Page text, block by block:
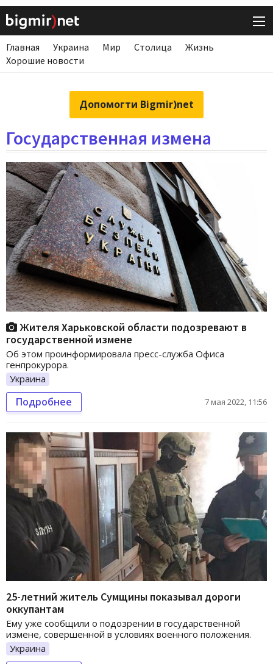
Главная Украина Мир Столица
Жизнь
Хорошие новости
Допомогти Bigmir)net
Государственная измена
Жителя Харьковской области подозревают в
государственной измене
Об этом проинформировала пресс-служба Офиса
генпрокурора.
Украина
Подробнее 7 мая 2022, 11:56
25-летний житель Сумщины показывал дороги
оккупантам
Ему уже сообщили о подозрении в государственной
измене, совершенной в условиях военного положения.
Украина